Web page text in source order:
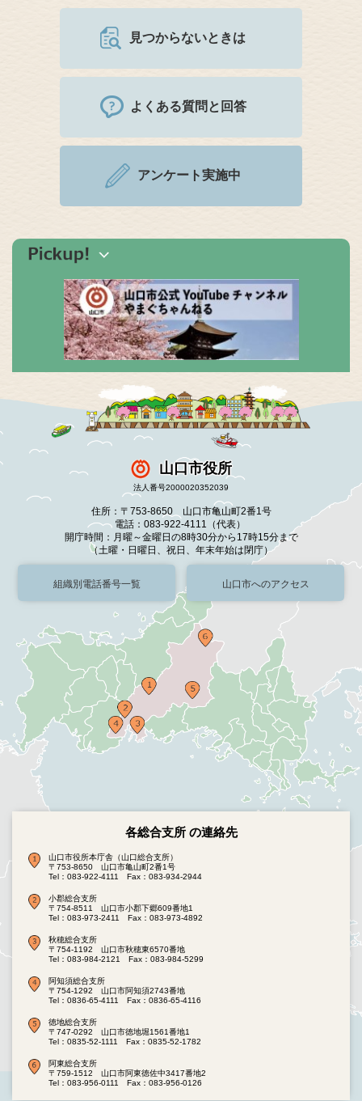
見つからないときは
よくある質問と回答
アンケート実施中
山口市役所
法人番号2000020352039
住所：〒753-8650 山口市亀山町2番1号
電話：083-922-4111（代表）
開庁時間：月曜～金曜日の8時30分から17時15分まで
（土曜・日曜日、祝日、年末年始は閉庁）
組織別電話番号一覧 山口市へのアクセス
各総合支所 の連絡先
山口市役所本庁舎（山口総合支所）
〒753-8650 山口市亀山町2番1号
Tel：083-922-4111
Fax：083-934-2944
小郡総合支所
〒754-8511 山口市小郡下郷609番地1
Tel：083-973-2411
Fax：083-973-4892
秋穂総合支所
〒754-1192 山口市秋穂東6570番地
Tel：083-984-2121
Fax：083-984-5299
阿知須総合支所
〒754-1292 山口市阿知須2743番地
Tel：0836-65-4111
Fax：0836-65-4116
徳地総合支所
〒747-0292 山口市徳地堀1561番地1
Tel：0835-52-1111
Fax：0835-52-1782
阿東総合支所
〒759-1512 山口市阿東徳佐中3417番地2
Tel：083-956-0111
Fax：083-956-0126